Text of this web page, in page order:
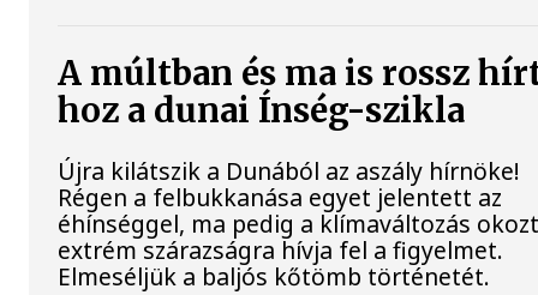
A múltban és ma is rossz
hoz a dunai Ínség-szikla
Újra kilátszik a Dunából az aszály hírnöke!
Régen a felbukkanása egyet jelentett az
éhínséggel, ma pedig a klímaváltozás
extrém szárazságra hívja fel a figyelmet.
Elmeséljük a baljós kőtömb történetét.